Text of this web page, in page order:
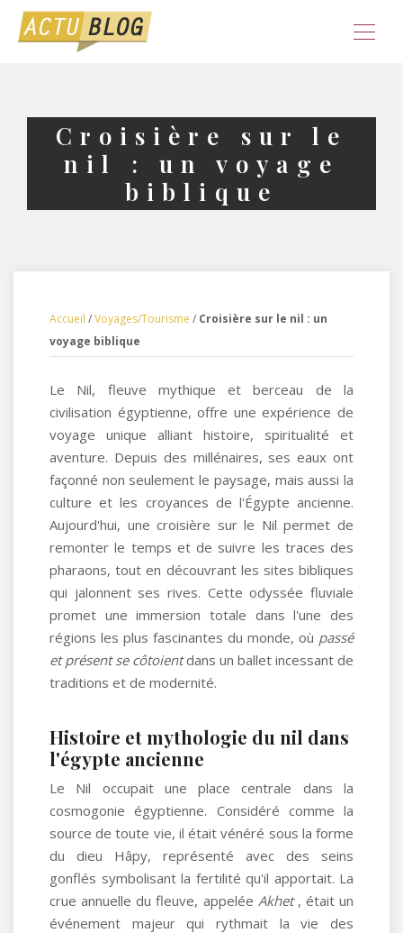
Croisière sur le
nil : un voyage
biblique
Accueil /Voyages/Tourisme / Croisière sur le nil : un
voyage biblique
Le Nil, fleuve mythique et berceau de la
civilisation égyptienne, offre une expérience de
voyage unique alliant histoire, spiritualité et
aventure. Depuis des millénaires, ses eaux ont
façonné non seulement le paysage, mais aussi la
culture et les croyances de l'Égypte ancienne.
Aujourd'hui, une croisière sur le Nil permet de
remonter le temps et de suivre les traces des
pharaons, tout en découvrant les sites bibliques
qui jalonnent ses rives. Cette odyssée fluviale
promet une immersion totale dans l'une des
régions les plus fascinantes du monde, où passé
et présent se côtoientdans un ballet incessant de
traditions et de modernité.
Histoire et mythologie du nil dans
l'égypte ancienne
Le Nil occupait une place centrale dans la
cosmogonie égyptienne. Considéré comme la
source de toute vie, il était vénéré sous la forme
du dieu Hâpy, représenté avec des seins
gonflés symbolisant la fertilité qu'il apportait. La
crue annuelle du fleuve, appelée Akhet , était un
événement majeur qui rythmait la vie des